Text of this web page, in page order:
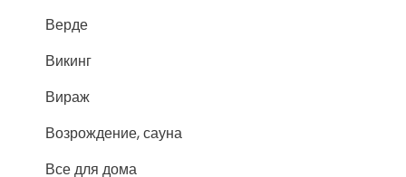
Верде
Викинг
Вираж
Возрождение, сауна
Все для дома